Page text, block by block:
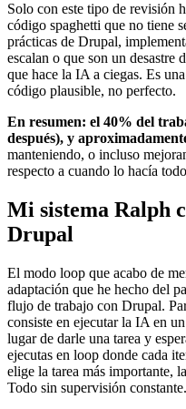
Solo con este tipo de revisión
código spaghetti que no tiene
prácticas de Drupal,
escalan o que son un
que hace la IA a ciegas. Es
código plausible, no perfecto.
En resumen: el 40% del
después), y
manteniendo, o incluso
respecto a cuando lo hacía
Mi sistema Ralph
Drupal
El modo loop que acabo de
adaptación que he hecho del
flujo de trabajo con Drupal.
consiste en ejecutar la IA en
lugar de darle una tarea y
ejecutas en loop donde cada
elige la tarea más importante,
Todo sin supervisión constante.